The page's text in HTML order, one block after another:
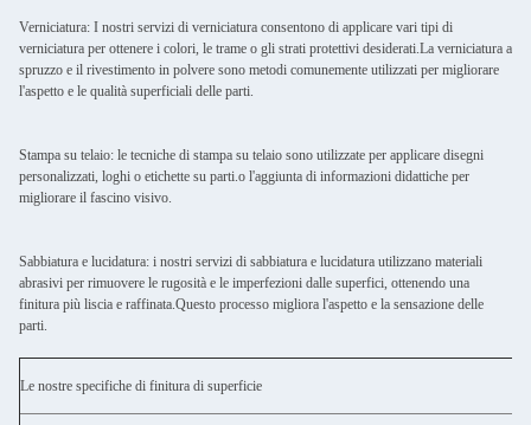
Verniciatura: I nostri servizi di verniciatura consentono di applicare vari tipi di
verniciatura per ottenere i colori, le trame o gli strati protettivi desiderati.La verniciatura a
spruzzo e il rivestimento in polvere sono metodi comunemente utilizzati per migliorare
l'aspetto e le qualità superficiali delle parti.
Stampa su telaio: le tecniche di stampa su telaio sono utilizzate per applicare disegni
personalizzati, loghi o etichette su parti.o l'aggiunta di informazioni didattiche per
migliorare il fascino visivo.
Sabbiatura e lucidatura: i nostri servizi di sabbiatura e lucidatura utilizzano materiali
abrasivi per rimuovere le rugosità e le imperfezioni dalle superfici, ottenendo una
finitura più liscia e raffinata.Questo processo migliora l'aspetto e la sensazione delle
parti.
Le nostre specifiche di finitura di superficie